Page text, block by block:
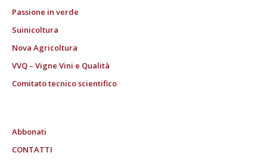
Passione in verde
Suinicoltura
Nova Agricoltura
VVQ – Vigne Vini e Qualità
Comitato tecnico scientifico
Abbonati
CONTATTI